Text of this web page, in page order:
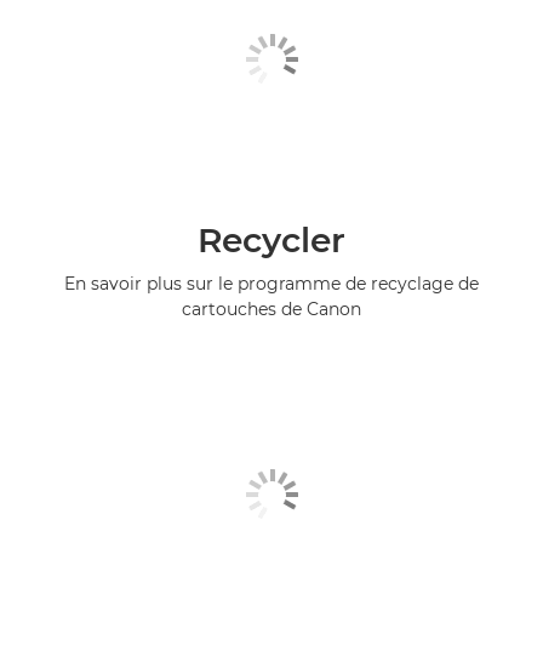
Recycler
En savoir plus sur le programme de recyclage de
cartouches de Canon